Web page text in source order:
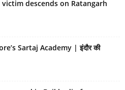
descends on Ratangarh
Sartaj Academy | इंदौर की